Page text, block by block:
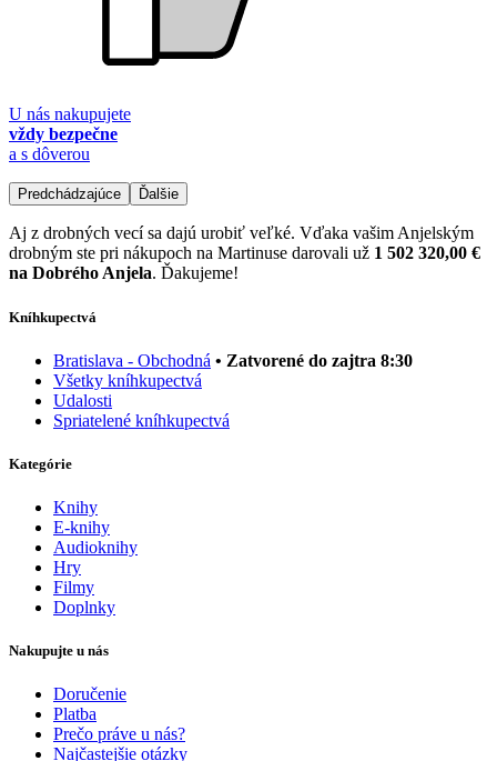
U nás nakupujete
vždy bezpečne
a s dôverou
Predchádzajúce Ďalšie
Aj z drobných vecí sa dajú urobiť veľké. Vďaka vašim Anjelským
drobným ste pri nákupoch na Martinuse darovali už 1 502 320,00 €
na Dobrého Anjela. Ďakujeme!
Kníhkupectvá
Bratislava - Obchodná • Zatvorené do zajtra 8:30
Všetky kníhkupectvá
Udalosti
Spriatelené kníhkupectvá
Kategórie
Knihy
E-knihy
Audioknihy
Hry
Filmy
Doplnky
Nakupujte u nás
Doručenie
Platba
Prečo práve u nás?
Najčastejšie otázky